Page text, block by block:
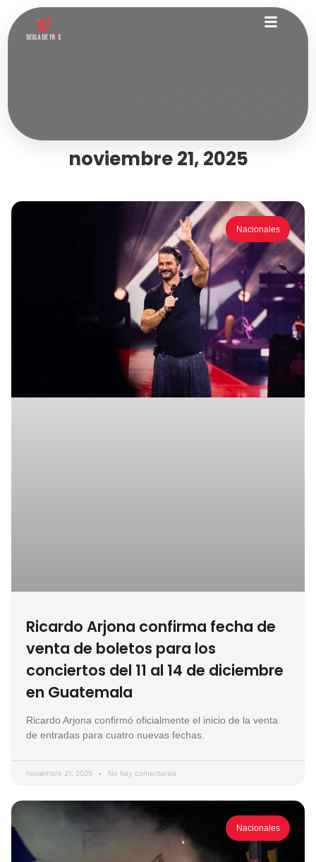
noviembre 21, 2025
Nacionales
Ricardo Arjona confirma fecha de
venta de boletos para los
conciertos del 11 al 14 de diciembre
en Guatemala
Ricardo Arjona confirmó oficialmente el inicio de la venta
de entradas para cuatro nuevas fechas.
noviembre 21, 2025 No hay comentarios
Nacionales